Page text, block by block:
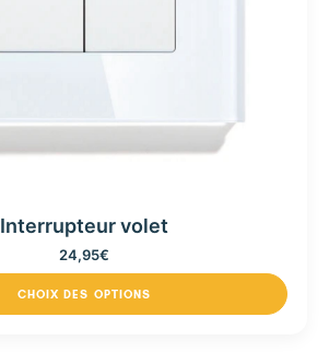
Interrupteur volet
24,95€
CHOIX DES OPTIONS